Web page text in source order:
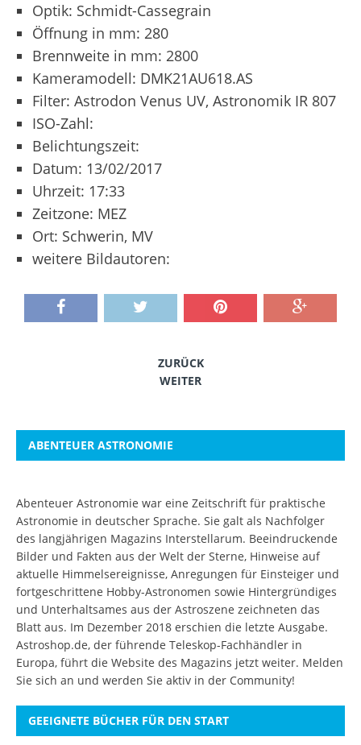
Optik: Schmidt-Cassegrain
Öffnung in mm: 280
Brennweite in mm: 2800
Kameramodell: DMK21AU618.AS
Filter: Astrodon Venus UV, Astronomik IR 807
ISO-Zahl:
Belichtungszeit:
Datum: 13/02/2017
Uhrzeit: 17:33
Zeitzone: MEZ
Ort: Schwerin, MV
weitere Bildautoren:
ZURÜCK
WEITER
ABENTEUER ASTRONOMIE
Abenteuer Astronomie war eine Zeitschrift für praktische
Astronomie in deutscher Sprache. Sie galt als Nachfolger
des langjährigen Magazins Interstellarum. Beeindruckende
Bilder und Fakten aus der Welt der Sterne, Hinweise auf
aktuelle Himmelsereignisse, Anregungen für Einsteiger und
fortgeschrittene Hobby-Astronomen sowie Hintergründiges
und Unterhaltsames aus der Astroszene zeichneten das
Blatt aus. Im Dezember 2018 erschien die letzte Ausgabe.
Astroshop.de, der führende Teleskop-Fachhändler in
Europa, führt die Website des Magazins jetzt weiter. Melden
Sie sich an und werden Sie aktiv in der Community!
GEEIGNETE BÜCHER FÜR DEN START